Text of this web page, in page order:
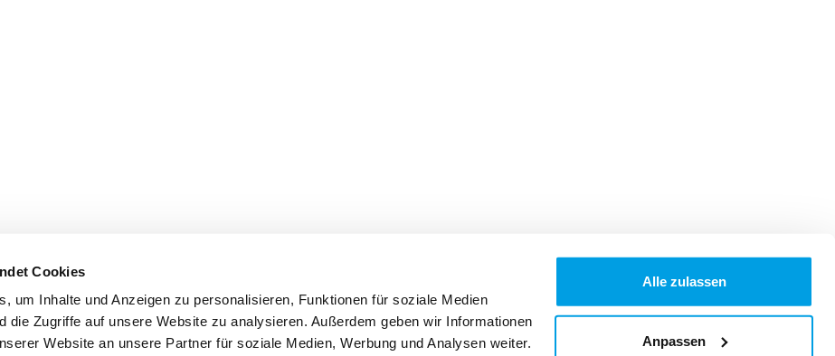
Cookies
um Inhalte und Anzeigen zu personalisieren, Funktionen für soziale Medien
die Zugriffe auf unsere Website zu analysieren. Außerdem geben wir Informationen
Website an unsere Partner für soziale Medien, Werbung und Analysen weiter.
Alle zulassen
Anpassen